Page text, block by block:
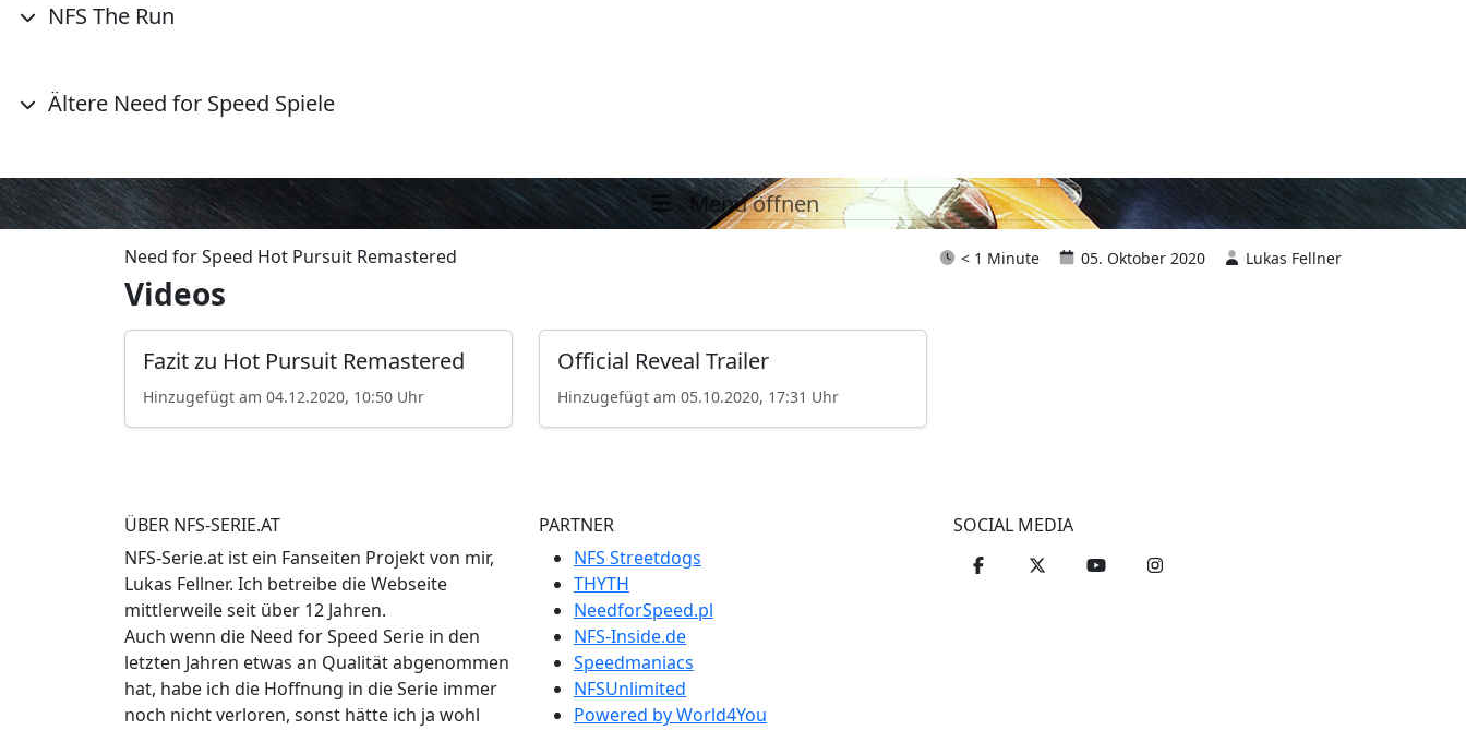
NFS The Run
Ältere Need for Speed Spiele
Menü öffnen
Need for Speed Hot Pursuit Remastered < 1 Minute 05. Oktober 2020 Lukas Fellner
Videos
Fazit zu Hot Pursuit Remastered
Hinzugefügt am 04.12.2020, 10:50 Uhr
Official Reveal Trailer
Hinzugefügt am 05.10.2020, 17:31 Uhr
ÜBER NFS-SERIE.AT
NFS-Serie.at ist ein Fanseiten Projekt von mir,
Lukas Fellner. Ich betreibe die Webseite
mittlerweile seit über 12 Jahren.
Auch wenn die Need for Speed Serie in den
letzten Jahren etwas an Qualität abgenommen
hat, habe ich die Hoffnung in die Serie immer
noch nicht verloren, sonst hätte ich ja wohl
PARTNER
NFS Streetdogs
THYTH
NeedforSpeed.pl
NFS-Inside.de
Speedmaniacs
NFSUnlimited
Powered by World4You
SOCIAL MEDIA